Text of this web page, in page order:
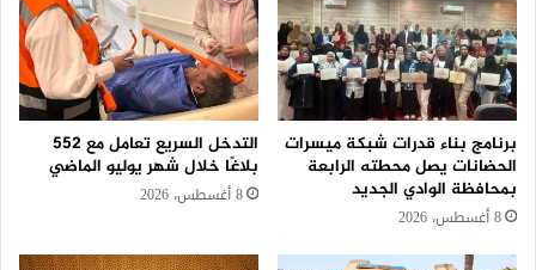
برنامج بناء قدرات شبكة ميسرات
الحضانات يصل محطته الرابعة
بمحافظة الوادي الجديد
8 أغسطس، 2026
التدخل السريع تعامل مع 552
بلاغًا خلال شهر يوليو الماضي
8 أغسطس، 2026